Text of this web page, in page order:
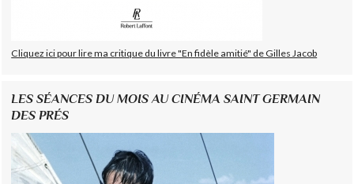
Cliquez ici pour lire ma critique du livre "En fidèle amitié" de Gilles Jacob
LES SÉANCES DU MOIS AU CINÉMA SAINT GERMAIN
DES PRÉS